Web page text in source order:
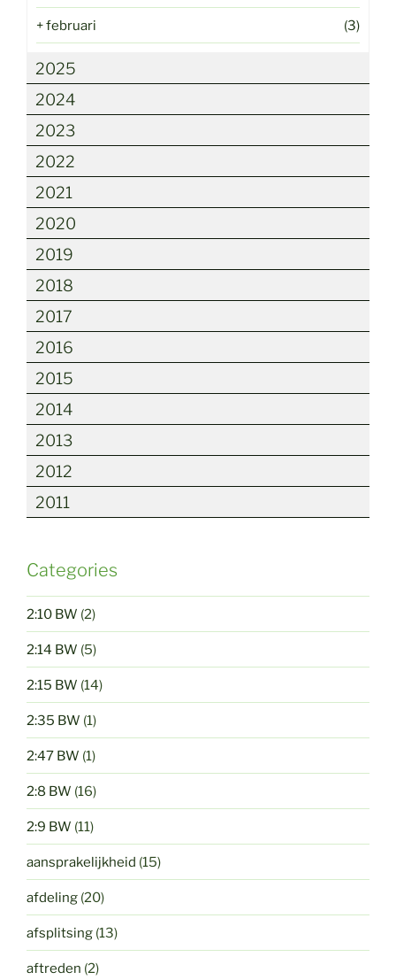
+februari (3)
2025
2024
2023
2022
2021
2020
2019
2018
2017
2016
2015
2014
2013
2012
2011
Categories
2:10 BW (2)
2:14 BW (5)
2:15 BW (14)
2:35 BW (1)
2:47 BW (1)
2:8 BW (16)
2:9 BW (11)
aansprakelijkheid (15)
afdeling (20)
afsplitsing (13)
aftreden (2)